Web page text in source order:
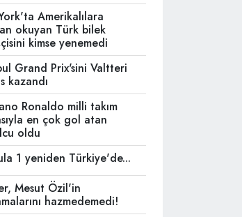
Amerikalılara
okuyan Türk bilek
kimse yenemedi
Grand Prix'sini Valtteri
kazandı
Ronaldo milli takım
en çok gol atan
oldu
1 yeniden Türkiye'de...
Mesut Özil'in
hazmedemedi!